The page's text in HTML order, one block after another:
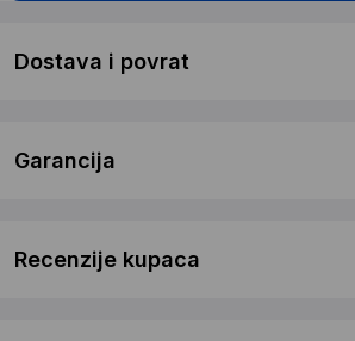
Dostava i povrat
Garancija
Recenzije kupaca